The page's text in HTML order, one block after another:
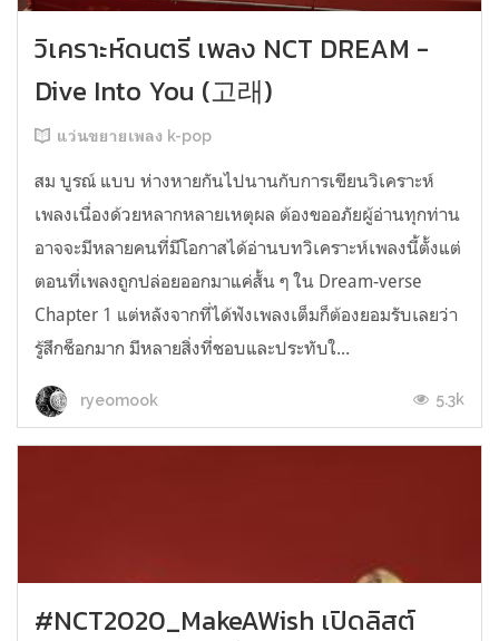
วิเคราะห์ดนตรี เพลง NCT DREAM -
Dive Into You (고래)
แว่นขยายเพลง k-pop
สม บูรณ์ แบบ ห่างหายกันไปนานกับการเขียนวิเคราะห์
เพลงเนื่องด้วยหลากหลายเหตุผล ต้องขออภัยผู้อ่านทุกท่าน
อาจจะมีหลายคนที่มีโอกาสได้อ่านบทวิเคราะห์เพลงนี้ตั้งแต่
ตอนที่เพลงถูกปล่อยออกมาแค่สั้น ๆ ใน Dream-verse
Chapter 1 แต่หลังจากที่ได้ฟังเพลงเต็มก็ต้องยอมรับเลยว่า
รู้สึกช็อกมาก มีหลายสิ่งที่ชอบและประทับใ...
ryeomook 5.3k
#NCT2020_MakeAWish เปิดลิสต์